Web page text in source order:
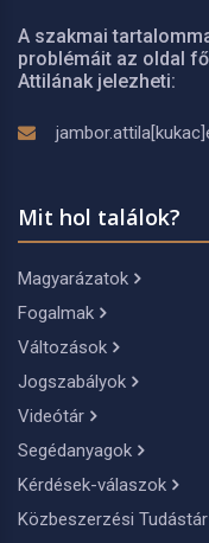
A szakmai
problémáit az oldal
Attilának jelezheti:
Mit hol találok?
Magyarázatok
Fogalmak
Változások
Jogszabályok
Videótár
Segédanyagok
Kérdések-válaszok
Közbeszerzési Tudástár